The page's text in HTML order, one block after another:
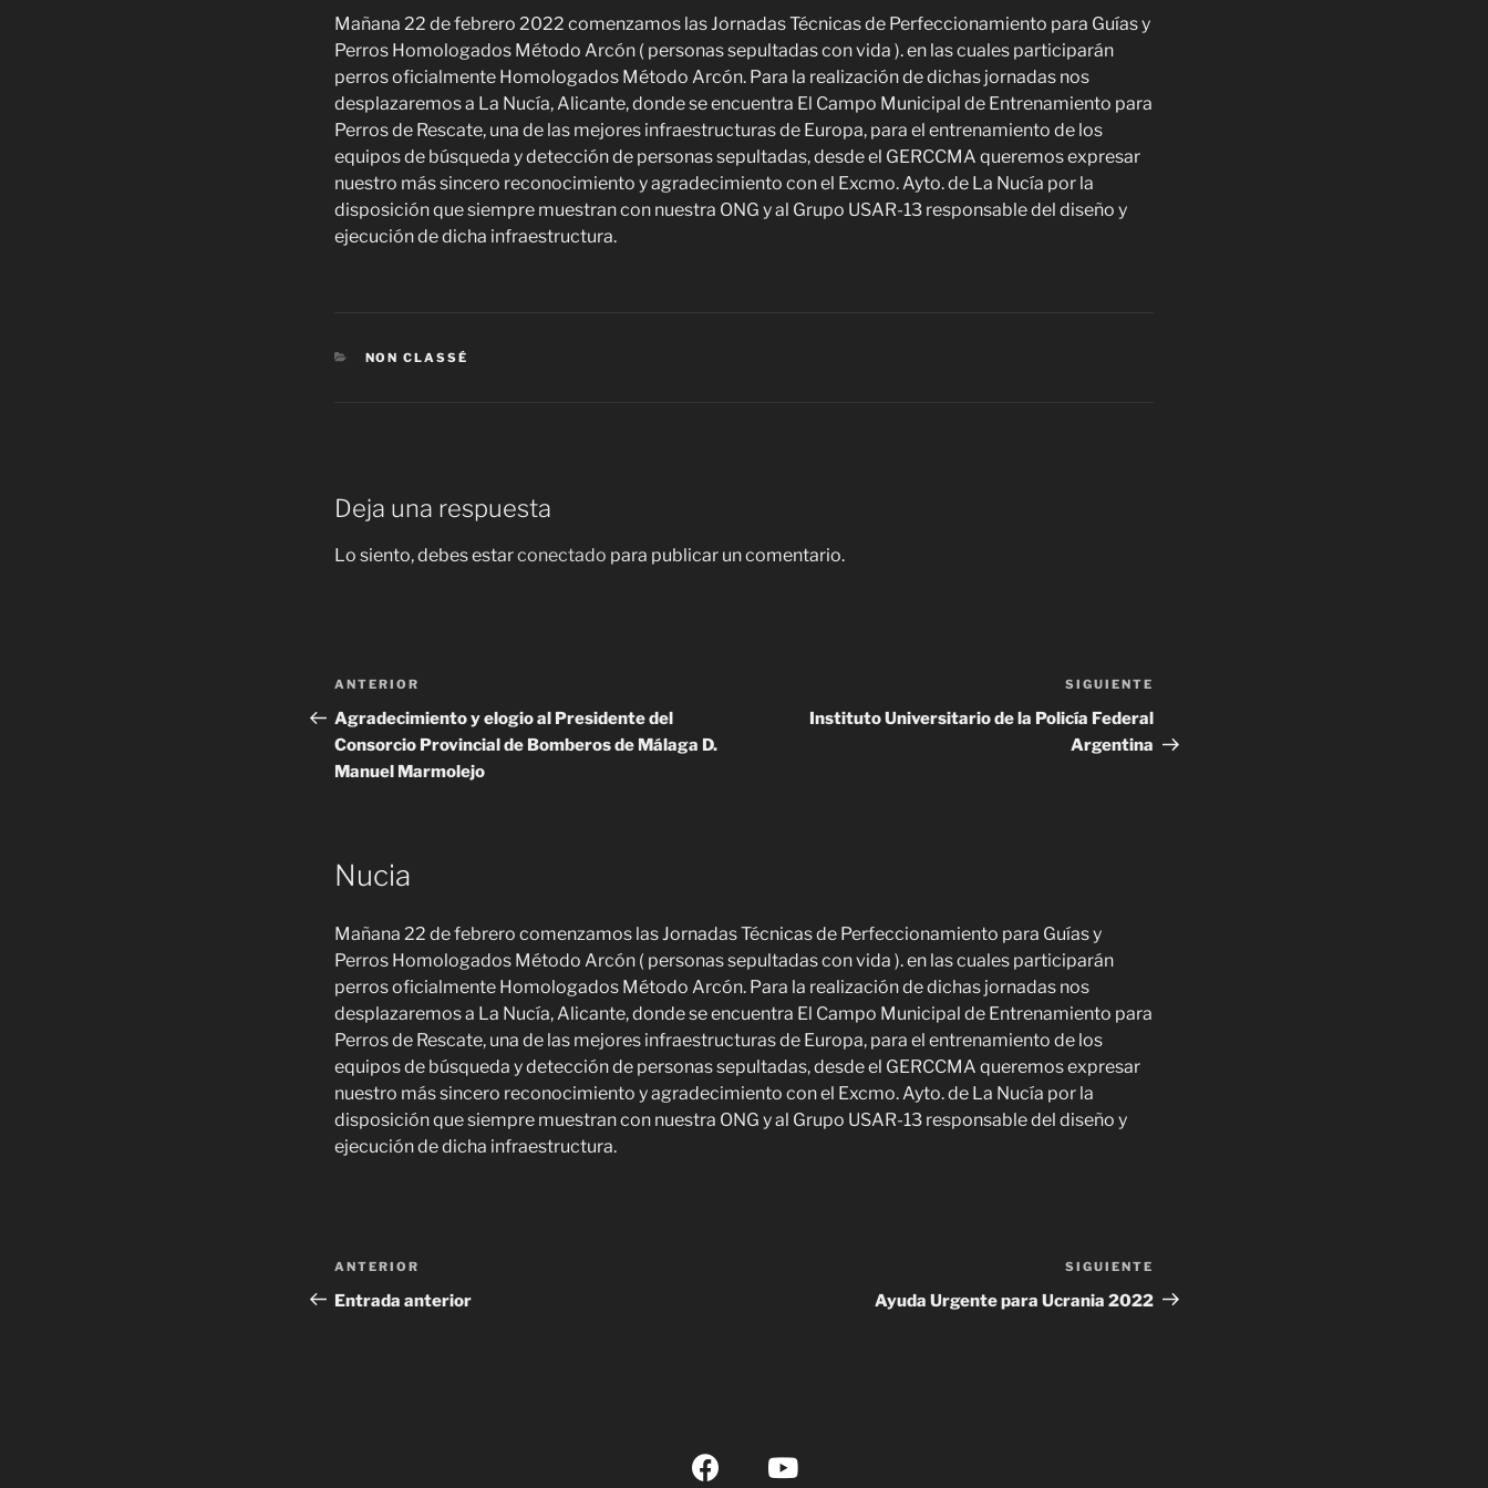
Mañana 22 de febrero 2022 comenzamos las Jornadas Técnicas de Perfeccionamiento para Guías y
Perros Homologados Método Arcón ( personas sepultadas con vida ). en las cuales participarán
perros oficialmente Homologados Método Arcón. Para la realización de dichas jornadas nos
desplazaremos a La Nucía, Alicante, donde se encuentra El Campo Municipal de Entrenamiento para
Perros de Rescate, una de las mejores infraestructuras de Europa, para el entrenamiento de los
equipos de búsqueda y detección de personas sepultadas, desde el GERCCMA queremos expresar
nuestro más sincero reconocimiento y agradecimiento con el Excmo. Ayto. de La Nucía por la
disposición que siempre muestran con nuestra ONG y al Grupo USAR-13 responsable del diseño y
ejecución de dicha infraestructura.
NON CLASSÉ
Deja una respuesta
Lo siento, debes estarconectado para publicar un comentario.
ANTERIOR
Agradecimiento y elogio al Presidente del
Consorcio Provincial de Bomberos de Málaga D.
Manuel Marmolejo
SIGUIENTE
Instituto Universitario de la Policía Federal
Argentina
Nucia
Mañana 22 de febrero comenzamos las Jornadas Técnicas de Perfeccionamiento para Guías y
Perros Homologados Método Arcón ( personas sepultadas con vida ). en las cuales participarán
perros oficialmente Homologados Método Arcón. Para la realización de dichas jornadas nos
desplazaremos a La Nucía, Alicante, donde se encuentra El Campo Municipal de Entrenamiento para
Perros de Rescate, una de las mejores infraestructuras de Europa, para el entrenamiento de los
equipos de búsqueda y detección de personas sepultadas, desde el GERCCMA queremos expresar
nuestro más sincero reconocimiento y agradecimiento con el Excmo. Ayto. de La Nucía por la
disposición que siempre muestran con nuestra ONG y al Grupo USAR-13 responsable del diseño y
ejecución de dicha infraestructura.
ANTERIOR
Entrada anterior
SIGUIENTE
Ayuda Urgente para Ucrania 2022